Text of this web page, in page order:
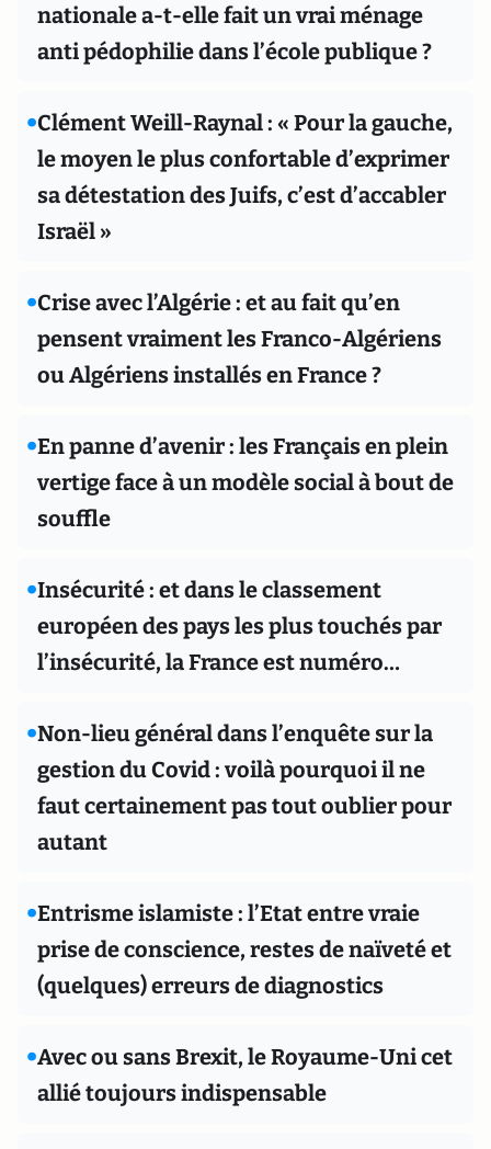
nationale a-t-elle fait un vrai ménage
anti pédophilie dans l’école publique ?
•Clément Weill-Raynal : « Pour la gauche,
le moyen le plus confortable d’exprimer
sa détestation des Juifs, c’est d’accabler
Israël »
•Crise avec l’Algérie : et au fait qu’en
pensent vraiment les Franco-Algériens
ou Algériens installés en France ?
•En panne d’avenir : les Français en plein
vertige face à un modèle social à bout de
souffle
•Insécurité : et dans le classement
européen des pays les plus touchés par
l’insécurité, la France est numéro…
•Non-lieu général dans l’enquête sur la
gestion du Covid : voilà pourquoi il ne
faut certainement pas tout oublier pour
autant
•Entrisme islamiste : l’Etat entre vraie
prise de conscience, restes de naïveté et
(quelques) erreurs de diagnostics
•Avec ou sans Brexit, le Royaume-Uni cet
allié toujours indispensable